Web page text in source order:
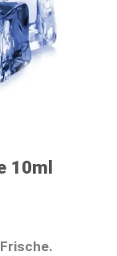
10ml